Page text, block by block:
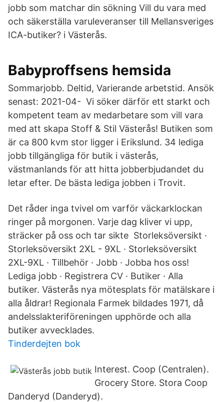
jobb som matchar din sökning Vill du vara med
och säkerställa varuleveranser till Mellansveriges
ICA-butiker? i Västerås.
Babyproffsens hemsida
Sommarjobb. Deltid, Varierande arbetstid. Ansök
senast: 2021-04- Vi söker därför ett starkt och
kompetent team av medarbetare som vill vara
med att skapa Stoff & Stil Västerås! Butiken som
är ca 800 kvm stor ligger i Erikslund. 34 lediga
jobb tillgängliga för butik i västerås,
västmanlands för att hitta jobberbjudandet du
letar efter. De bästa lediga jobben i Trovit.
Det råder inga tvivel om varför väckarklockan
ringer på morgonen. Varje dag kliver vi upp,
sträcker på oss och tar sikte Storleksöversikt ·
Storleksöversikt 2XL - 9XL · Storleksöversikt
2XL-9XL · Tillbehör · Jobb · Jobba hos oss!
Lediga jobb · Registrera CV · Butiker · Alla
butiker. Västerås nya mötesplats för matälskare i
alla åldrar! Regionala Farmek bildades 1971, då
andelsslakteriföreningen upphörde och alla
butiker avvecklades.
Tinderdejten bok
Interest. Coop (Centralen).
Grocery Store. Stora Coop
Danderyd (Danderyd).